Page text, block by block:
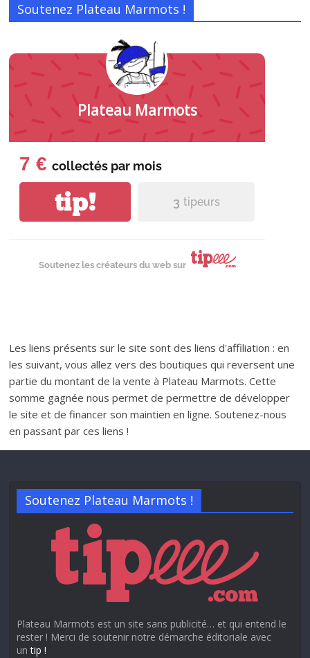
Soutenez Plateau Marmots !
Plateau Marmots
7 € collectés par mois
tip! 3 tipeurs
Soutenez les créateurs du web sur
Les liens présents sur le site sont des liens d'affiliation : en
les suivant, vous allez vers des boutiques qui reversent une
partie du montant de la vente à Plateau Marmots. Cette
somme gagnée nous permet de permettre de développer
le site et de financer son maintien en ligne. Soutenez-nous
en passant par ces liens !
Soutenez Plateau Marmots !
Plateau Marmots est un site sans publicité… et qui entend le
rester ! Merci de soutenir notre démarche éditoriale avec
untip !